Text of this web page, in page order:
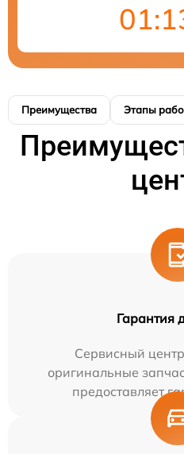
Преимущества Этапы
Гарантия
Сервисный
оригинальные
предоставляет